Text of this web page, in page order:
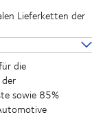
Lieferketten der
die
sowie 85%